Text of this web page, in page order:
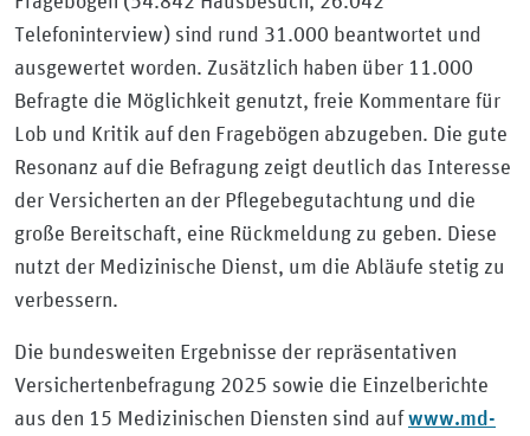
Telefoninterview) sind rund 31.000 beantwortet und
ausgewertet worden. Zusätzlich haben über 11.000
Befragte die Möglichkeit genutzt, freie Kommentare für
Lob und Kritik auf den Fragebögen abzugeben. Die gute
Resonanz auf die Befragung zeigt deutlich das Interesse
der Versicherten an der Pflegebegutachtung und die
große Bereitschaft, eine Rückmeldung zu geben. Diese
nutzt der Medizinische Dienst, um die Abläufe stetig zu
verbessern.
Die bundesweiten Ergebnisse der repräsentativen
Versichertenbefragung 2025 sowie die Einzelberichte
aus den 15 Medizinischen Diensten sind aufwww.md-